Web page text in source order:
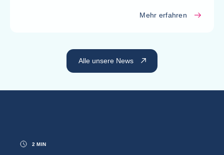
Alle unsere News
Mehr erfahren
2 MIN